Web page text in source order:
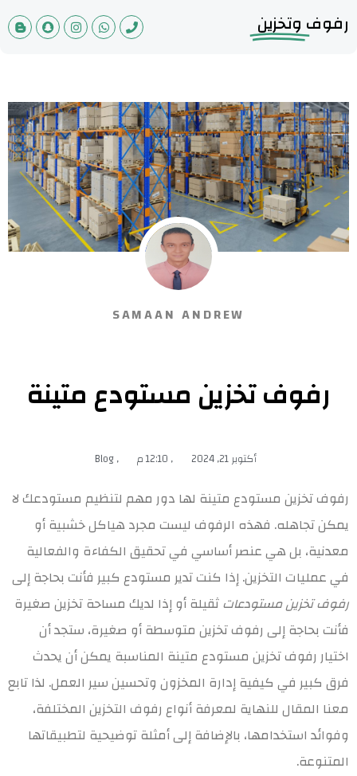
رفوف وتخزين
SAMAAN ANDREW
رفوف تخزين مستودع متينة
أكتوبر 21, 2024 ,
,
Blog
رفوف تخزين مستودع متينة لها دور مهم لتنظيم مستودعك لا
يمكن تجاهله. فهذه الرفوف ليست مجرد هياكل خشبية أو
معدنية، بل هي عنصر أساسي في تحقيق الكفاءة والفعالية
في عمليات التخزين. إذا كنت تدير مستودع كبير فأنت بحاجة إلى
رفوف تخزين مستودعاتثقيلةأو إذا لديك مساحة تخزين صغيرة
فأنت بحاجة إلى رفوف تخزين متوسطة أو صغيرة، ستجد أن
اختيار رفوف تخزين مستودع متينة المناسبة يمكن أن يحدث
فرق كبير في كيفية إدارة المخزون وتحسين سير العمل. لذا تابع
معنا المقال للنهاية لمعرفة أنواع رفوف التخزين المختلفة،
وفوائد استخدامها، بالإضافة إلى أمثلة توضيحية لتطبيقاتها
المتنوعة.